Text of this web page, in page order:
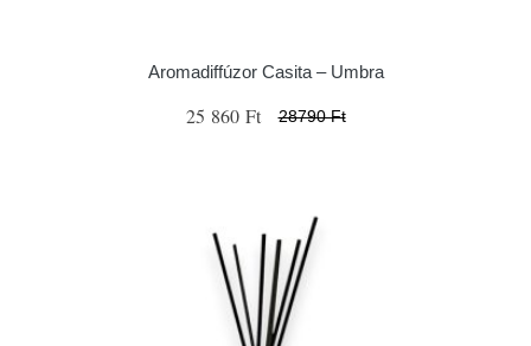
Aromadiffúzor Casita – Umbra
25 860 Ft 28790 Ft